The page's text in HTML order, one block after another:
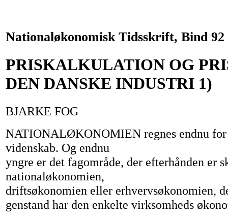
Nationaløkonomisk Tidsskrift, Bind 92
PRISKALKULATION OG
DEN DANSKE INDUSTRI 1)
BJARKE FOG
NATIONALØKONOMIEN regnes endnu for
videnskab. Og endnu
yngre er det fagområde, der efterhånden er
nationaløkonomien,
driftsøkonomien eller erhvervsøkonomien,
genstand har den enkelte virksomheds